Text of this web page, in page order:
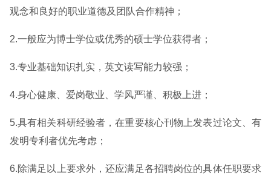
观念和良好的职业道德及团队合作精神；
2.一般应为博士学位或优秀的硕士学位获得者；
3.专业基础知识扎实，英文读写能力较强；
4.身心健康、爱岗敬业、学风严谨、积极上进；
5.具有相关科研经验者，在重要核心刊物上发表过论文、有
发明专利者优先考虑；
6.除满足以上要求外，还应满足各招聘岗位的具体任职要求